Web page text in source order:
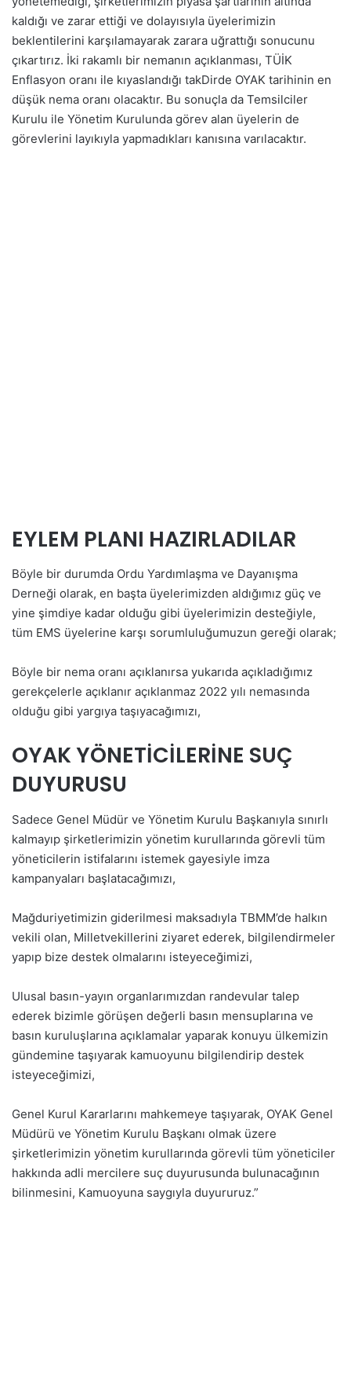
kaldığı ve zarar ettiği ve dolayısıyla üyelerimizin
beklentilerini karşılamayarak zarara uğrattığı sonucunu
çıkartırız. İki rakamlı bir nemanın açıklanması, TÜİK
Enflasyon oranı ile kıyaslandığı takDirde OYAK tarihinin en
düşük nema oranı olacaktır. Bu sonuçla da Temsilciler
Kurulu ile Yönetim Kurulunda görev alan üyelerin de
görevlerini layıkıyla yapmadıkları kanısına varılacaktır.
EYLEM PLANI HAZIRLADILAR
Böyle bir durumda Ordu Yardımlaşma ve Dayanışma
Derneği olarak, en başta üyelerimizden aldığımız güç ve
yine şimdiye kadar olduğu gibi üyelerimizin desteğiyle,
tüm EMS üyelerine karşı sorumluluğumuzun gereği olarak;
Böyle bir nema oranı açıklanırsa yukarıda açıkladığımız
gerekçelerle açıklanır açıklanmaz 2022 yılı nemasında
olduğu gibi yargıya taşıyacağımızı,
OYAK YÖNETİCİLERİNE SUÇ
DUYURUSU
Sadece Genel Müdür ve Yönetim Kurulu Başkanıyla sınırlı
kalmayıp şirketlerimizin yönetim kurullarında görevli tüm
yöneticilerin istifalarını istemek gayesiyle imza
kampanyaları başlatacağımızı,
Mağduriyetimizin giderilmesi maksadıyla TBMM’de halkın
vekili olan, Milletvekillerini ziyaret ederek, bilgilendirmeler
yapıp bize destek olmalarını isteyeceğimizi,
Ulusal basın-yayın organlarımızdan randevular talep
ederek bizimle görüşen değerli basın mensuplarına ve
basın kuruluşlarına açıklamalar yaparak konuyu ülkemizin
gündemine taşıyarak kamuoyunu bilgilendirip destek
isteyeceğimizi,
Genel Kurul Kararlarını mahkemeye taşıyarak, OYAK Genel
Müdürü ve Yönetim Kurulu Başkanı olmak üzere
şirketlerimizin yönetim kurullarında görevli tüm yöneticiler
hakkında adli mercilere suç duyurusunda bulunacağının
bilinmesini, Kamuoyuna saygıyla duyururuz.”